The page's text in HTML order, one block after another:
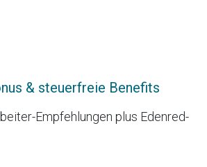
& steuerfreie Benefits
Empfehlungen plus Edenred-